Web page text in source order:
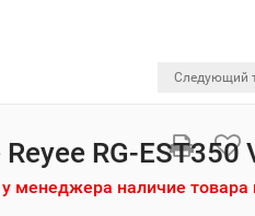
Следующий
RG-EST350
менеджера наличие товара